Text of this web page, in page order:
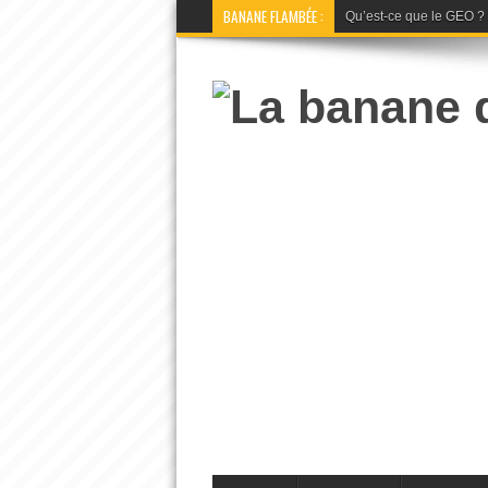
BANANE FLAMBÉE : Qu’est-ce que le GEO